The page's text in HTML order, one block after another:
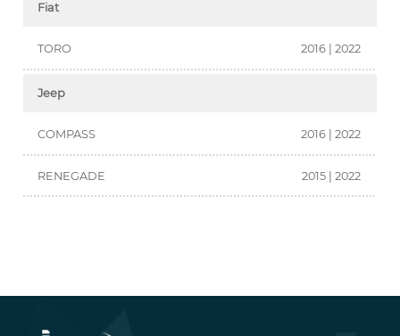
Fiat
TORO 2016 | 2022
Jeep
COMPASS 2016 | 2022
RENEGADE 2015 | 2022